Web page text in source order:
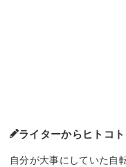
ライターからヒトコト
自分が大事にしていた自